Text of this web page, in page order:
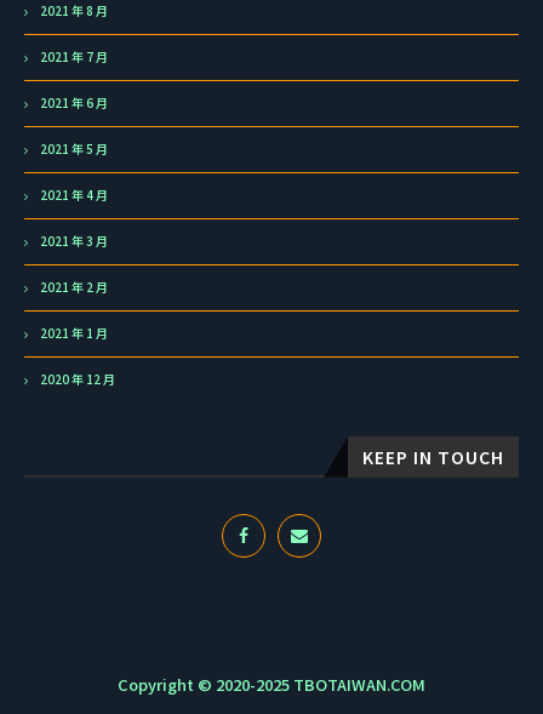
2021 年 8 月
2021 年 7 月
2021 年 6 月
2021 年 5 月
2021 年 4 月
2021 年 3 月
2021 年 2 月
2021 年 1 月
2020 年 12 月
KEEP IN TOUCH
Copyright © 2020-2025 TBOTAIWAN.COM